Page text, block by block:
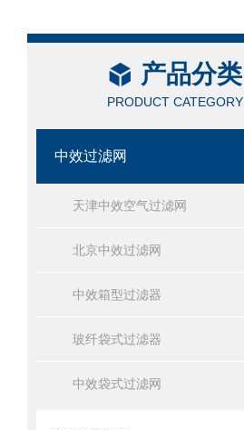
产品分类
PRODUCT CATEGORY
中效过滤网
天津中效空气过滤网
北京中效过滤网
中效箱型过滤器
玻纤袋式过滤器
中效袋式过滤网